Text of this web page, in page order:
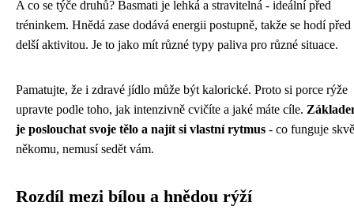
A co se týče druhů? Basmati je lehká a stravitelná - ideální před
tréninkem. Hnědá zase dodává energii postupně, takže se hodí před
delší aktivitou. Je to jako mít různé typy paliva pro různé situace.
Pamatujte, že i zdravé jídlo může být kalorické. Proto si porce rýže
upravte podle toho, jak intenzivně cvičíte a jaké máte cíle.
je poslouchat svoje tělo a najít si vlastní rytmus - co funguje
někomu, nemusí sedět vám.
Rozdíl mezi bílou a hnědou rýží